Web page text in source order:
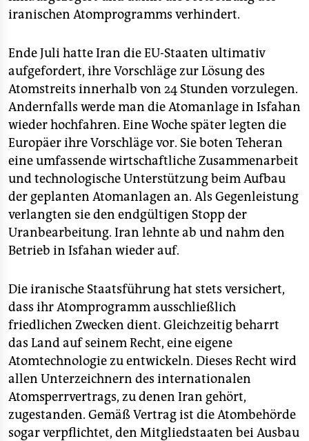
iranischen Atomprogramms verhindert.
Ende Juli hatte Iran die EU-Staaten ultimativ
aufgefordert, ihre Vorschläge zur Lösung des
Atomstreits innerhalb von 24 Stunden vorzulegen.
Andernfalls werde man die Atomanlage in Isfahan
wieder hochfahren. Eine Woche später legten die
Europäer ihre Vorschläge vor. Sie boten Teheran
eine umfassende wirtschaftliche Zusammenarbeit
und technologische Unterstützung beim Aufbau
der geplanten Atomanlagen an. Als Gegenleistung
verlangten sie den endgültigen Stopp der
Uranbearbeitung. Iran lehnte ab und nahm den
Betrieb in Isfahan wieder auf.
Die iranische Staatsführung hat stets versichert,
dass ihr Atomprogramm ausschließlich
friedlichen Zwecken dient. Gleichzeitig beharrt
das Land auf seinem Recht, eine eigene
Atomtechnologie zu entwickeln. Dieses Recht wird
allen Unterzeichnern des internationalen
Atomsperrvertrags, zu denen Iran gehört,
zugestanden. Gemäß Vertrag ist die Atombehörde
sogar verpflichtet, den Mitgliedstaaten bei Ausbau